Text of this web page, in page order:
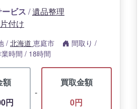
ビス /遺品整理
付け
/ 北海道 恵庭市 間取り /
時間 / 18時間
額
円
-
買取金額
0円